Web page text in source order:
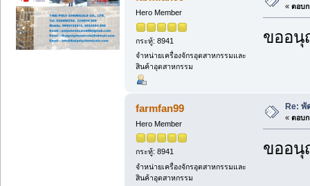
Hero Member
กระทู้: 8941
จำหน่ายเครื่องจักรอุตสาหกรรมและ
สินค้าอุตสาหกรรม
« ตอบก
ขออนุ
farmfan99
Hero Member
กระทู้: 8941
จำหน่ายเครื่องจักรอุตสาหกรรมและ
สินค้าอุตสาหกรรม
Re:
« ตอบก
ขออนุ